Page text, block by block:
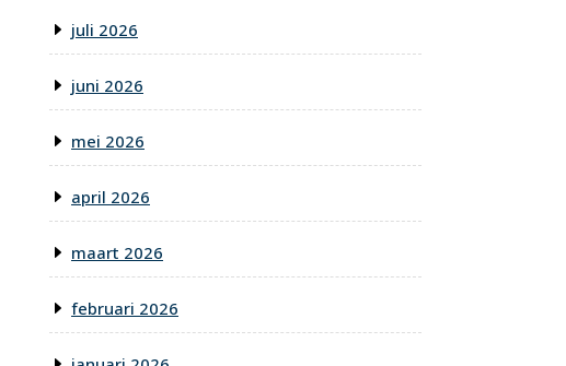
juli 2026
juni 2026
mei 2026
april 2026
maart 2026
februari 2026